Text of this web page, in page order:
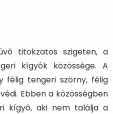
titokzatos szigeten, a
kígyók közössége. A
félig tengeri szörny, félig
Ebben a közösségben
kígyó, aki nem találja a